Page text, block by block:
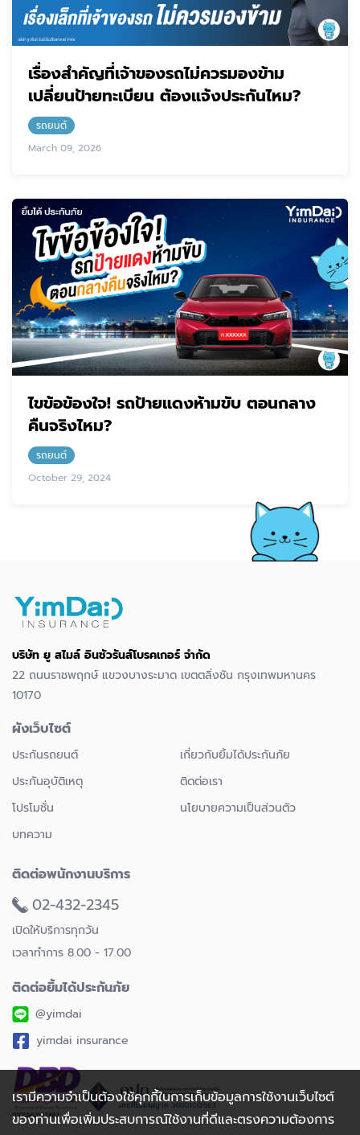
เรื่องสำคัญที่เจ้าของรถไม่ควรมองข้าม
เปลี่ยนป้ายทะเบียน ต้องแจ้งประกันไหม?
รถยนต์
March 09, 2026
ไขข้อข้องใจ! รถป้ายแดงห้ามขับ ตอนกลาง
คืนจริงไหม?
รถยนต์
October 29, 2024
บริษัท ยู สไมล์ อินชัวรันส์โบรคเกอร์ จำกัด
22 ถนนราชพฤกษ์ แขวงบางระมาด เขตตลิ่งชัน กรุงเทพมหานคร
10170
ผังเว็บไซต์
ประกันรถยนต์
เกี่ยวกับยิ้มได้ประกันภัย
ประกันอุบัติเหตุ
ติดต่อเรา
โปรโมชั่น
นโยบายความเป็นส่วนตัว
บทความ
ติดต่อพนักงานบริการ
02-432-2345
เปิดให้บริการทุกวัน
เวลาทำการ 8.00 - 17.00
ติดต่อยิ้มได้ประกันภัย
@yimdai
yimdai insurance
เรามีความจำเป็นต้องใช้คุกกี้ในการเก็บข้อมูลการใช้งานเว็บไซต์
ของท่านเพื่อเพิ่มประสบการณ์ใช้งานที่ดีและตรงความต้องการ